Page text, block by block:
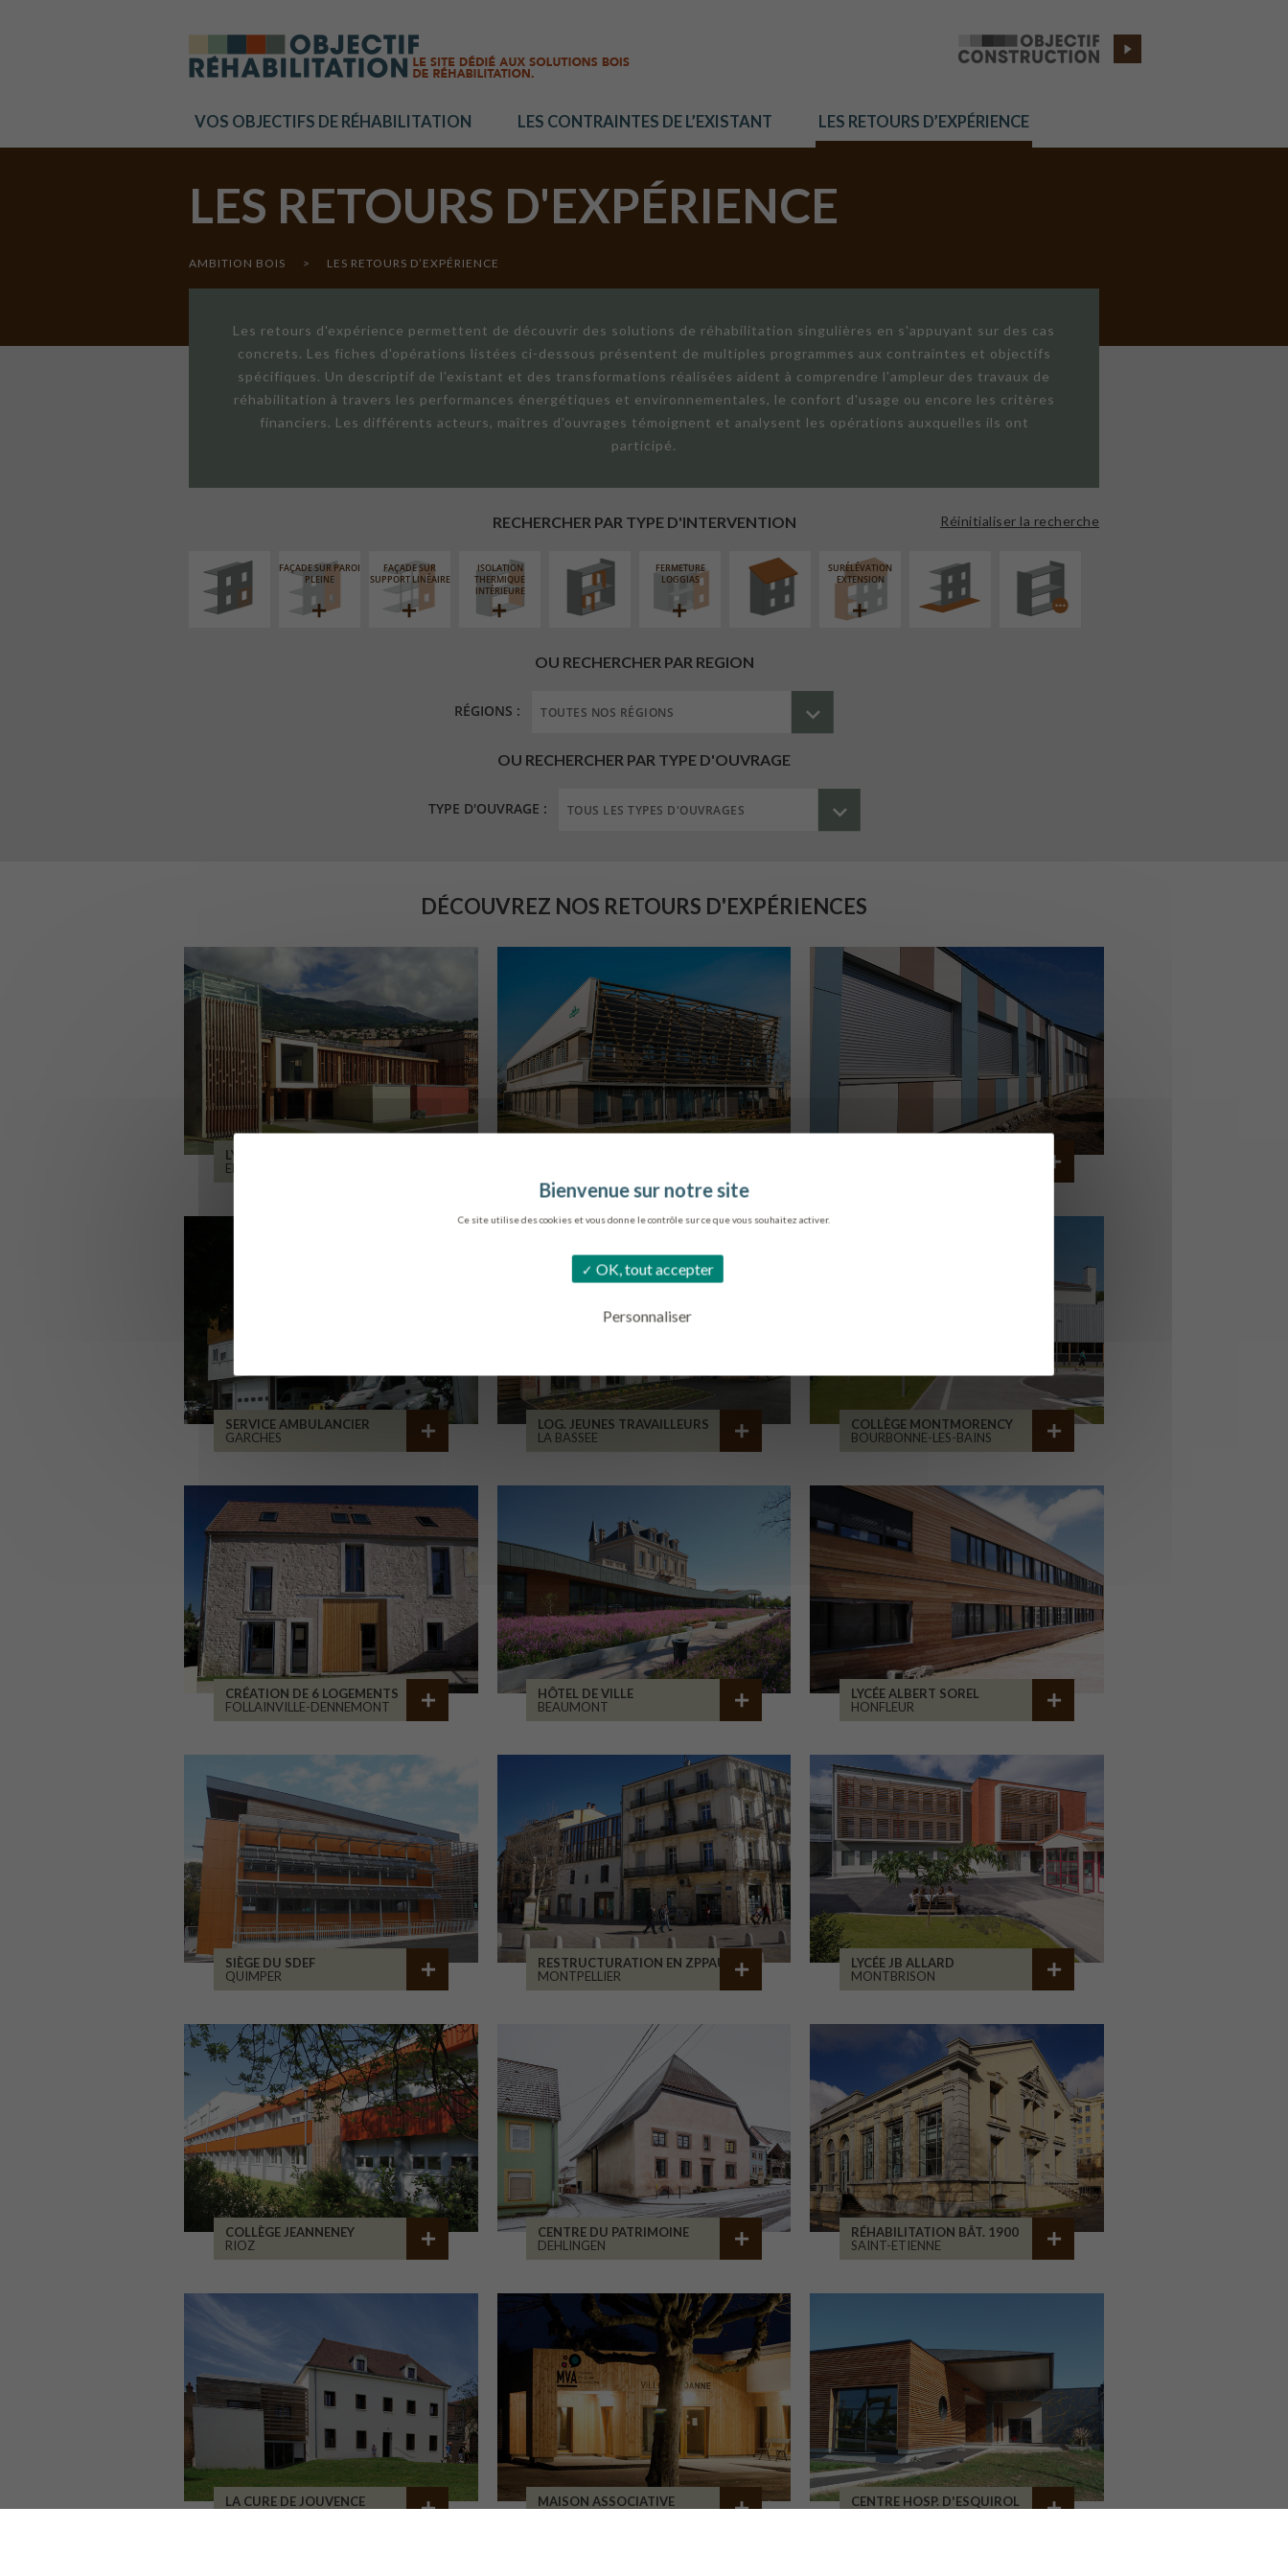
Ce site utilise des cookies et vous donne le contrôle sur ce que vous souhaitez activer.
OK, tout accepter
Personnaliser
VOS OBJECTIFS DE RÉHABILITATION LES CONTRAINTES DE L’EXISTANT LES RETOURS D’EXPÉRIENCE
LES RETOURS D'EXPÉRIENCE
AMBITION BOIS > LES RETOURS D’EXPÉRIENCE
Les retours d'expérience permettent de découvrir des solutions de réhabilitation singulières en s'appuyant sur des cas
concrets. Les fiches d'opérations listées ci-dessous présentent de multiples programmes aux contraintes et objectifs
spécifiques. Un descriptif de l'existant et des transformations réalisées aident à comprendre l'ampleur des travaux de
réhabilitation à travers les performances énergétiques et environnementales, le confort d'usage ou encore les critères
financiers. Les différents acteurs, maîtres d'ouvrages témoignent et analysent les opérations auxquelles ils ont
participé.
RECHERCHER PAR TYPE D'INTERVENTION Réinitialiser la recherche
ISOLATION
FAÇADE SUR PAROI
PLEINE
FAÇADE SUR
SUPPORT LINÉAIRE
ISOLATION
THERMIQUE
INTÉRIEURE
FERMETURE
LOGGIAS
SURÉLÉVATION
EXTENSION
OU RECHERCHER PAR REGION
RÉGIONS :
OU RECHERCHER PAR TYPE D'OUVRAGE
TYPE D'OUVRAGE :
DÉCOUVREZ NOS RETOURS D'EXPÉRIENCES
LYCÉE ALPES ET DURANCE
EMBRUN
SERVICE AMBULANCIER
GARCHES
LOG. JEUNES TRAVAILLEURS
LA BASSEE
COLLÈGE MONTMORENCY
BOURBONNE-LES-BAINS
CRÉATION DE 6 LOGEMENTS
FOLLAINVILLE-DENNEMONT
HÔTEL DE VILLE
BEAUMONT
LYCÉE ALBERT SOREL
HONFLEUR
SIÈGE DU SDEF
QUIMPER
RESTRUCTURATION EN ZPPAUP
MONTPELLIER
LYCÉE JB ALLARD
MONTBRISON
COLLÈGE JEANNENEY
RIOZ
CENTRE DU PATRIMOINE
DEHLINGEN
RÉHABILITATION BÂT. 1900
SAINT-ETIENNE
LA CURE DE JOUVENCE
MAISON ASSOCIATIVE
CENTRE HOSP. D'ESQUIROL